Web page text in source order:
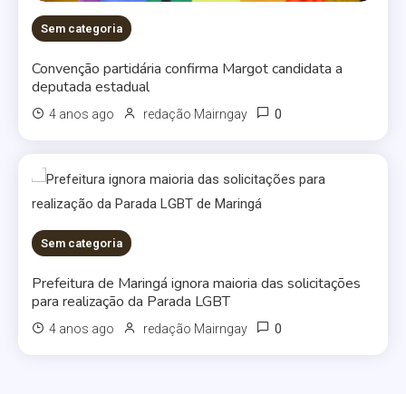
Sem categoria
Convenção partidária confirma Margot candidata a
deputada estadual
4 anos ago redação Mairngay 0
Sem categoria
Prefeitura de Maringá ignora maioria das solicitações
para realização da Parada LGBT
4 anos ago redação Mairngay 0